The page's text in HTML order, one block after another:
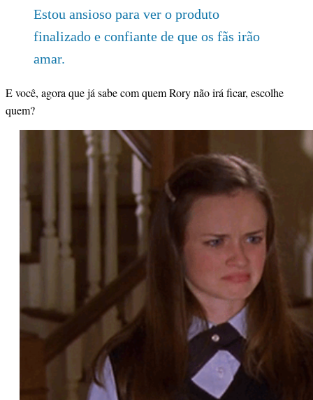
Estou ansioso para ver o produto
finalizado e confiante de que os fãs irão
amar.
E você, agora que já sabe com quem Rory não irá ficar, escolhe
quem?